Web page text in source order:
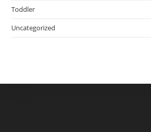
Toddler
Uncategorized